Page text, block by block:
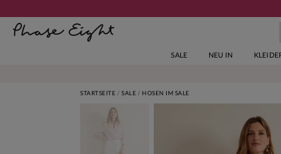
SALE NEU IN
STARTSEITE SALE HOSEN IM SALE